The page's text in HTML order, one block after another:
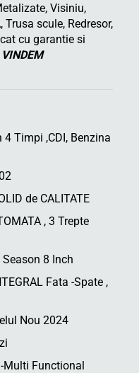
Visiniu,
Trusa scule, Redresor,
cu garantie si
Timpi ,CDI, Benzina
de CALITATE
, 3 Trepte
8 Inch
Fata -Spate ,
Nou 2024
Multi Functional